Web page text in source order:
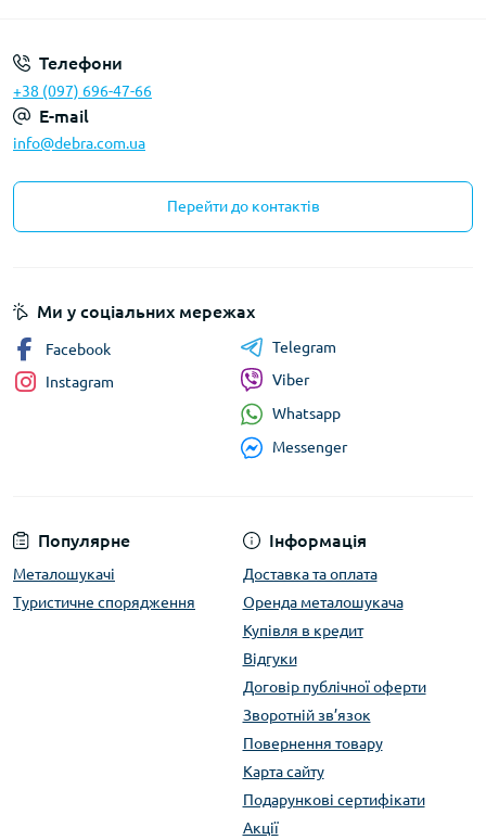
Телефони
+38 (097) 696-47-66
E-mail
info@debra.com.ua
Перейти до контактів
Популярне
Металошукачі
Туристичне спорядження
Інформація
Доставка та оплата
Оренда металошукача
Купівля в кредит
Відгуки
Договір публічної оферти
Зворотній зв’язок
Повернення товару
Карта сайту
Подарункові сертифікати
Акції
Ми у соціальних мережах
Facebook
Instagram
Telegram
Viber
Whatsapp
Messenger